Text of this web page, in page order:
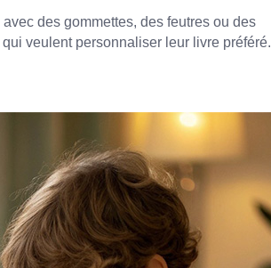
des gommettes, des feutres ou des
veulent personnaliser leur livre préféré.